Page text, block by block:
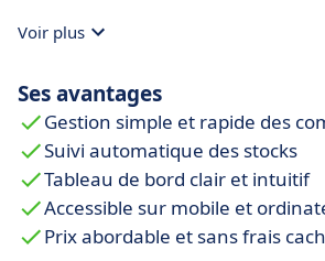
Voir plus
Ses avantages
Gestion simple et rapide des
Suivi automatique des stocks
Tableau de bord clair et intuitif
Accessible sur mobile et
Prix abordable et sans frais